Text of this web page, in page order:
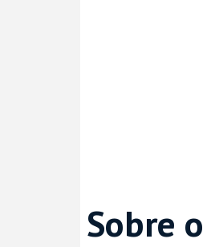
Sobre